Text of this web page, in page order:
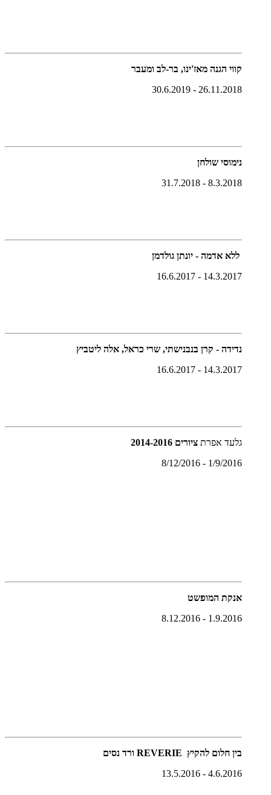
קווי הגנה מאז'ינו, בר-לב ומעבר
26.11.2018 - 30.6.2019
נימוסי שולחן
8.3.2018 - 31.7.2018
ללא אדמה - יונתן גולדמן
14.3.2017 - 16.6.2017
נדידה - קרן בנבנישתי, שרי כראל, אלה ליטביץ
14.3.2017 - 16.6.2017
גלעד אפרת ציורים 2014-2016
1/9/2016 - 8/12/2016
אנקת המופשט
1.9.2016 - 8.12.2016
בין חלום להקיץ REVERIE ורד נסים
4.6.2016 - 13.5.2016